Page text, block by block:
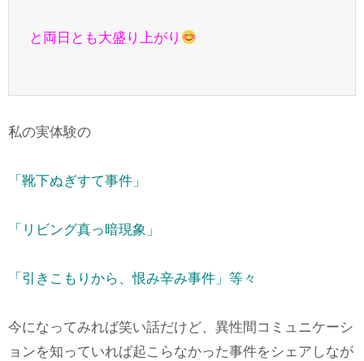
と両日とも大盛り上がり
私の実体験の
「靴下ぬぎすて事件」
「リビング真っ暗現象」
「引きこもりから、恨み辛み事件」等々
今になってみれば笑い話だけど、異性間コミュニケーシ
ョンを知っていれば起こらなかった事件をシェアしなが